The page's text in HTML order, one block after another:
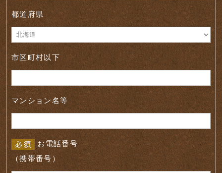
都道府県
市区町村以下
マンション名等
お電話番号
（携帯番号）